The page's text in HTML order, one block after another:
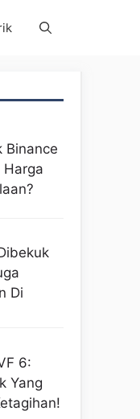
Binance
Harga
Di
6:
Yang